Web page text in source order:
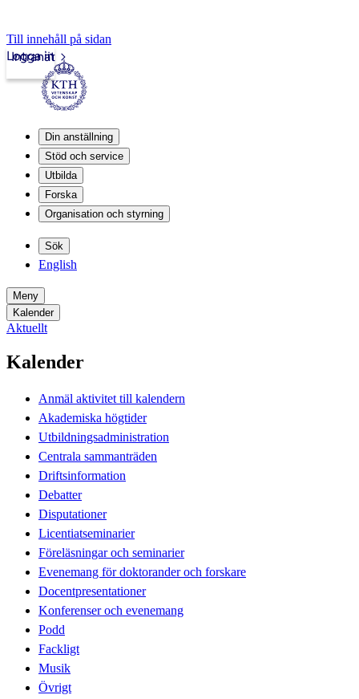
Till innehåll på sidan
Intranät
Logga in
Din anställning
Stöd och service
Utbilda
Forska
Organisation och styrning
Sök
English
Meny
Kalender
Aktuellt
Kalender
Anmäl aktivitet till kalendern
Akademiska högtider
Utbildningsadministration
Centrala sammanträden
Driftsinformation
Debatter
Disputationer
Licentiatseminarier
Föreläsningar och seminarier
Evenemang för doktorander och forskare
Docentpresentationer
Konferenser och evenemang
Podd
Fackligt
Musik
Övrigt